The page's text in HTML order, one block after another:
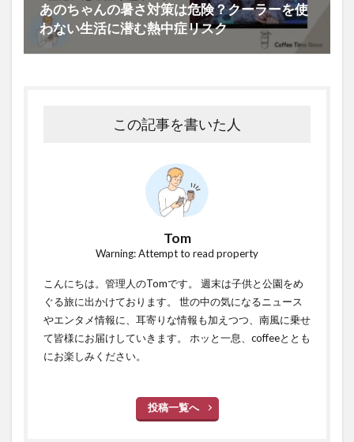
あのちゃんの暑さ対策は危険？クーラーを使
わない生活に潜む熱中症リスク
この記事を書いた人
Tom
Warning: Attempt to read property
こんにちは。管理人のTomです。 週末は子供と公園をめ
ぐる旅に出かけております。 世の中の気になるニュース
やエンタメ情報に、耳寄りな情報も加えつつ、南風に乗せ
て皆様にお届けしていきます。 ホッと一息、coffeeととも
にお楽しみください。
投稿一覧へ